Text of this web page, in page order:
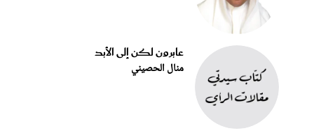
عابرون لكن إلى الأبد
منال الحصيني